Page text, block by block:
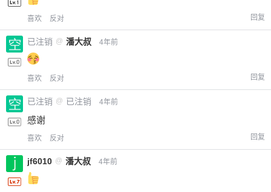
喜欢 反对 回复
已注销 @ 潘大叔 4年前
喜欢 反对 回复
已注销 @ 已注销 4年前
感谢
喜欢 反对 回复
jf6010 @ 潘大叔 4年前